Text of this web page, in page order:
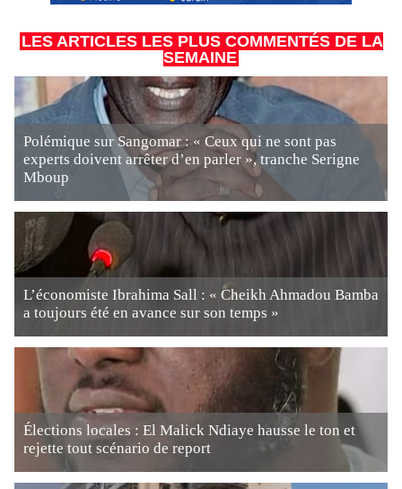
LES ARTICLES LES PLUS COMMENTÉS DE LA
SEMAINE
Polémique sur Sangomar : « Ceux qui ne sont pas
experts doivent arrêter d’en parler », tranche Serigne
Mboup
L’économiste Ibrahima Sall : « Cheikh Ahmadou Bamba
a toujours été en avance sur son temps »
Élections locales : El Malick Ndiaye hausse le ton et
rejette tout scénario de report